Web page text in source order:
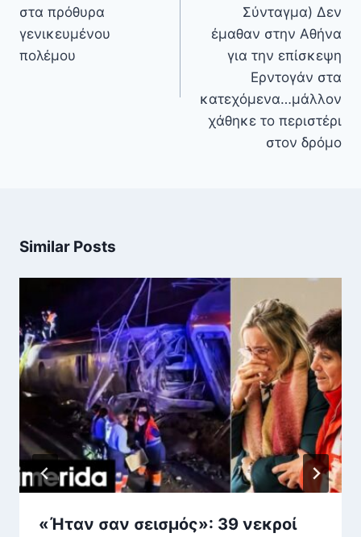
στα πρόθυρα
γενικευμένου
πολέμου
Σύνταγμα) Δεν
έμαθαν στην Αθήνα
για την επίσκεψη
Ερντογάν στα
κατεχόμενα…μάλλον
χάθηκε το περιστέρι
στον δρόμο
Similar Posts
«Ήταν σαν σεισμός»: 39 νεκροί